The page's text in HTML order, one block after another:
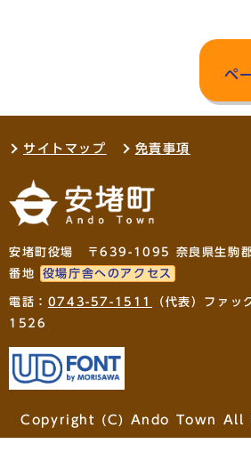
ペ
サイトマップ 免責事項
安堵町役場 〒639-1095 奈良県生駒
番地
役場庁舎へのアクセス
電話： 0743-57-1511
（代表）ファ
1526
Copyright (C) Ando Town All